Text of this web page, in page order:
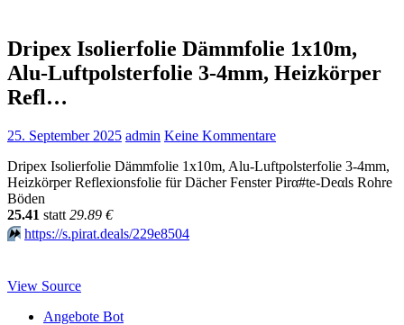
Dripex Isolierfolie Dämmfolie 1x10m,
Alu-Luftpolsterfolie 3-4mm, Heizkörper
Refl…
25. September 2025 admin Keine Kommentare
Dripex Isolierfolie Dämmfolie 1x10m, Alu-Luftpolsterfolie 3-4mm,
Heizkörper Reflexionsfolie für Dächer Fenster Pirα#tе-Dеαls Rohre
Böden
25.41 statt 29.89 €
⏩️ https://s.pirat.deals/229e8504
View Source
Angebote Bot